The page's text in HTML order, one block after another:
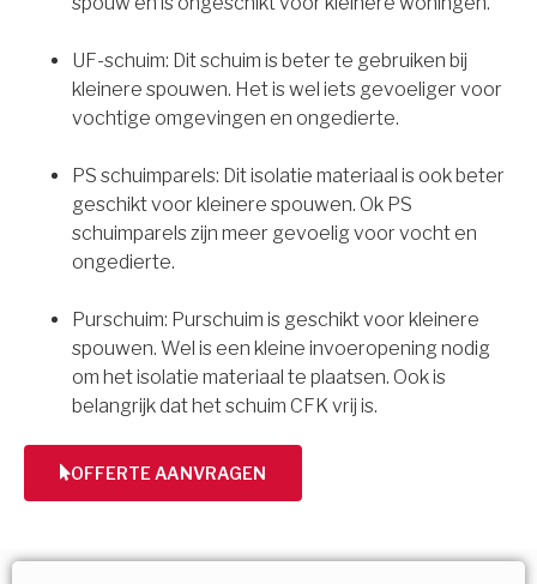
UF-schuim: Dit schuim is beter te gebruiken bij
kleinere spouwen. Het is wel iets gevoeliger voor
vochtige omgevingen en ongedierte.
PS schuimparels: Dit isolatie materiaal is ook beter
geschikt voor kleinere spouwen. Ok PS
schuimparels zijn meer gevoelig voor vocht en
ongedierte.
Purschuim: Purschuim is geschikt voor kleinere
spouwen. Wel is een kleine invoeropening nodig
om het isolatie materiaal te plaatsen. Ook is
belangrijk dat het schuim CFK vrij is.
OFFERTE AANVRAGEN